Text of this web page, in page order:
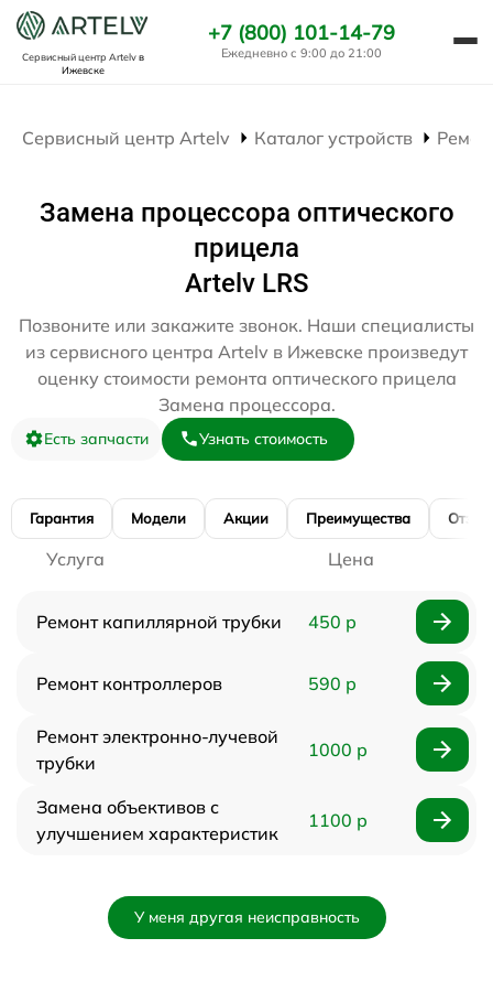
Сервисный центр Artelvв
Ижевске
+7 (800) 101-14-79
Ежедневно с 9:00 до 21:00
Сервисный центр Artelv Каталог устройств
Замена процессора оптического
прицела
Artelv LRS
Позвоните или закажите звонок. Наши специалисты
из сервисного центра Artelv в Ижевске произведут
оценку стоимости ремонта оптического прицела
Замена процессора.
Есть запчасти Узнать стоимость
Гарантия Модели Акции Преимущества
Услуга Цена
Ремонт капиллярной трубки 450 р
Ремонт контроллеров 590 р
Ремонт электронно-лучевой
трубки
1000 р
Замена объективов с
улучшением характеристик
1100 р
У меня другая неисправность